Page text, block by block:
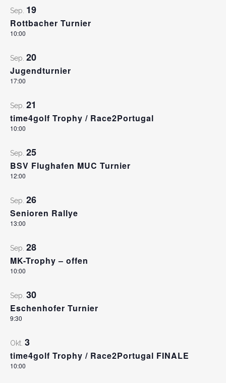
Sep. 19
Rottbacher Turnier
10:00
Sep. 20
Jugendturnier
17:00
Sep. 21
time4golf Trophy / Race2Portugal
10:00
Sep. 25
BSV Flughafen MUC Turnier
12:00
Sep. 26
Senioren Rallye
13:00
Sep. 28
MK-Trophy – offen
10:00
Sep. 30
Eschenhofer Turnier
9:30
Okt. 3
time4golf Trophy / Race2Portugal FINALE
10:00